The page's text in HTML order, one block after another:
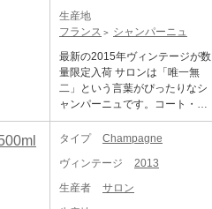
ステージ・キュヴェのように華
やかな場の添え物にすべきでは
ノミックな席において食後のメ
ディテーションに、一杯をゆっ
くり、やや高めの温度で味わい
たいものだ。 2012年は4月から7
月まで長い雨に見舞われ、ブド
ウの生育が心配されましたが、8
ほどの晴天が訪れた年。 9月中旬
に収穫されたブドウは、タンク
ンは「唯一無二」という言葉が
ぴったりなシャンパーニュで
テロワールに位置するメニル・
シュール・オジェ村。そこのク
リュで育ったシャルドネ種しか
使わず、各ワインに必ずヴィン
ロン。その上、より優れた年に
しか出荷をしないこだわりが、
気候が起こす些細な出来事が、
すべてを変えてしまう。そんな
ンパーニュとしてサロンを選抜
しました。このシャンパーニュ
は、シャルドネ種のみでつくら
れるという、当時にしては非常
にめずらしい特性を持ち合わせ
ていました。第一次世界大戦以
ーニュを手がけるメゾンは皆無
メ・サロンは、ブラン・ド・ブ
ランの先駆者となったのです。 2
004年ヴィンテージが数量限定入
眠り続けています。これは、継
承を尊重するメゾンの信念を表
産されたヴィンテージの数が、
わずか37。これはワイン界では
異例の数といえるでしょう。 19
05年、ブラン・ド・ブランが誕
生します。サロンのシャンパー
ニュは、たちまち流行最先端の
スポットに登場します。ベル・
エポック時代に大繁盛していた
レストラン「マキシム」を筆頭
生産される、世界屈指のブラ
ン・ド・ブランです。創業者ウ
ジェーヌ・エメ・サロンが理想
とした「唯一無二のシャンパー
ニュ」のスタイルは、現在に至
るまで受け継がれています。 長
美しい酸、白亜質由来のミネラ
ル感が見事に調和した唯一無二
した果実を思わせる複雑な香り
生産地
フランス
シャンパーニュ
最新の2015年ヴィンテージが数
量限定入荷 サロンは「唯一無
二」という言葉がぴったりなシ
ャンパーニュです。コート・
デ・ブラン地区のテロワールに
位置するメニル・シュール・オ
シャルドネ種しか使わず、各ワ
インに必ずヴィンテージが入る
タイプ
Champagne
ヴィンテージ
2013
生産者
サロン